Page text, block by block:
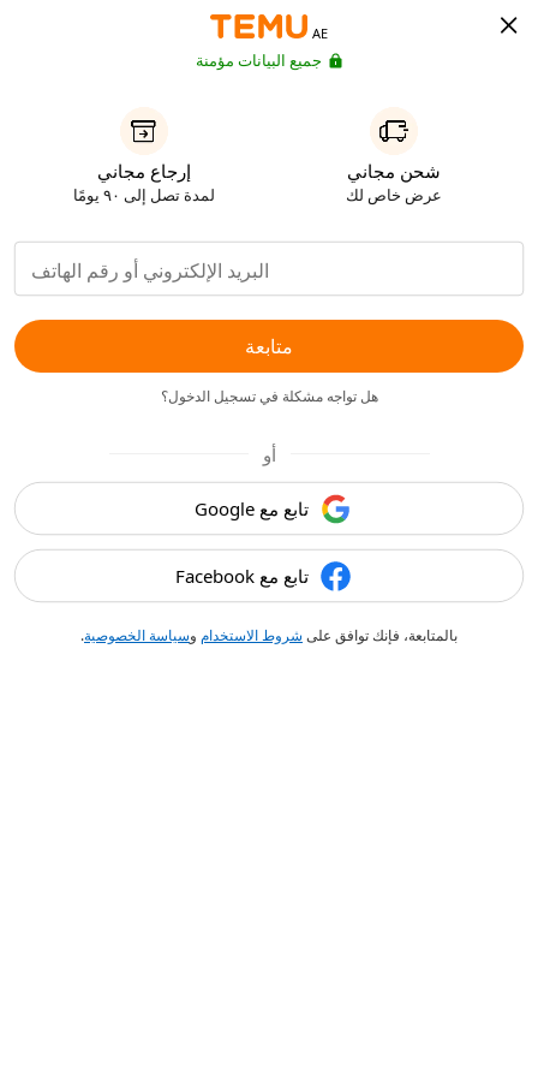
AE
جميع البيانات مؤمنة
شحن مجاني
عرض خاص لك
إرجاع مجاني
لمدة تصل إلى ٩٠ يومًا
متابعة
هل تواجه مشكلة في تسجيل الدخول؟
أو
تابع مع Google
تابع مع Facebook
بالمتابعة، فإنك توافق على شروط الاستخدام وسياسة الخصوصية.